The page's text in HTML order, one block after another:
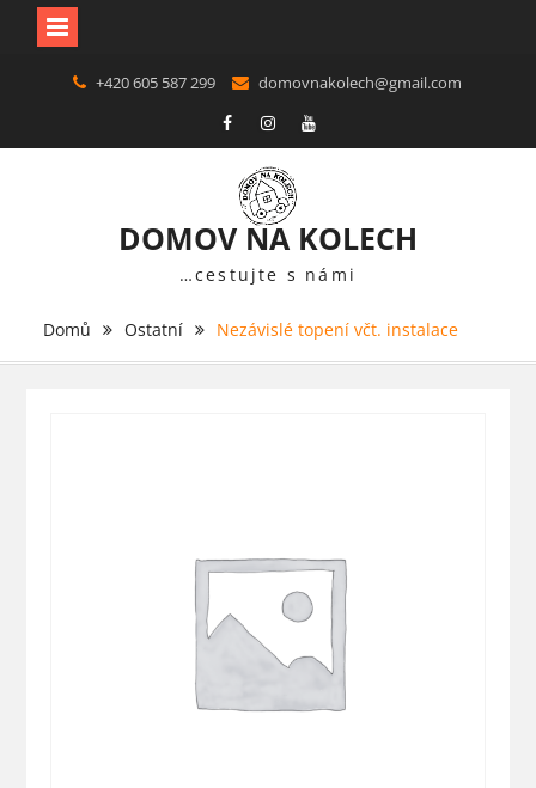
+420 605 587 299 domovnakolech@gmail.com
F in Y
DOMOV NA KOLECH
…cestujte s námi
Domů Ostatní Nezávislé topení včt. instalace